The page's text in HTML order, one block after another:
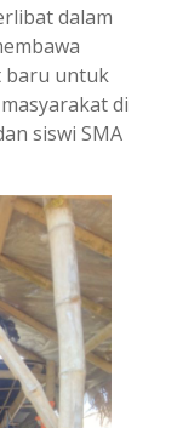
dalam
baru untuk
di
siswi SMA